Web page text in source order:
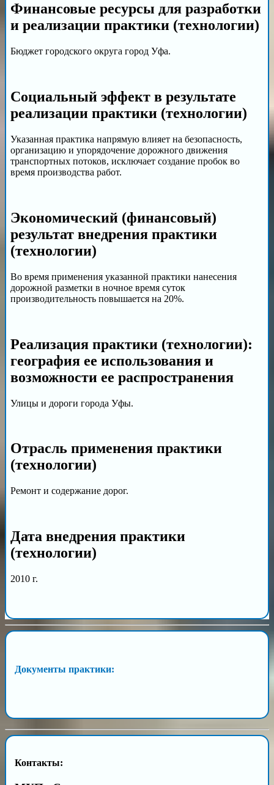
Финансовые ресурсы для разработки
и реализации практики (технологии)
Бюджет городского округа город Уфа.
Социальный эффект в результате
реализации практики (технологии)
Указанная практика напрямую влияет на безопасность,
организацию и упорядочение дорожного движения
транспортных потоков, исключает создание пробок во
время производства работ.
Экономический (финансовый)
результат внедрения практики
(технологии)
Во время применения указанной практики нанесения
дорожной разметки в ночное время суток
производительность повышается на 20%.
Реализация практики (технологии):
география ее использования и
возможности ее распространения
Улицы и дороги города Уфы.
Отрасль применения практики
(технологии)
Ремонт и содержание дорог.
Дата внедрения практики
(технологии)
2010 г.
Документы практики:
Контакты: